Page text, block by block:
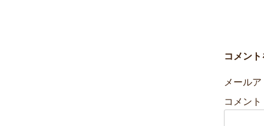
コメン
メール
コメント